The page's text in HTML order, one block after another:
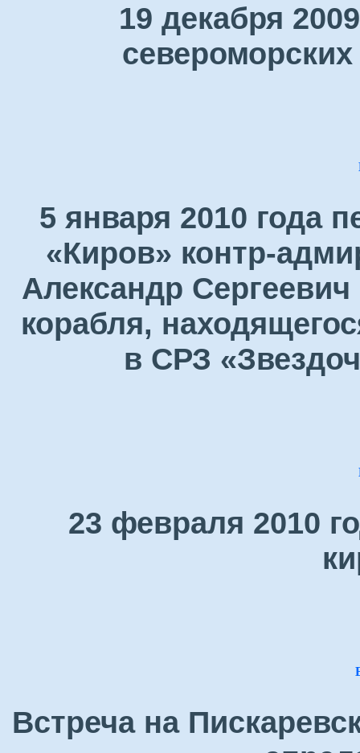
19 декабря
5 января 2010 года
«Киров» контр-
Александр
корабля,
в СРЗ
23 февраля 2010
Встреча на